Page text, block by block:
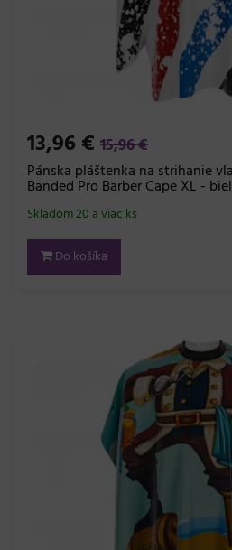
13,96 € 15,96 €
Pánska pláštenka na strihanie
Banded Pro Barber Cape XL -
Skladom 20 a viac ks
Do košíka